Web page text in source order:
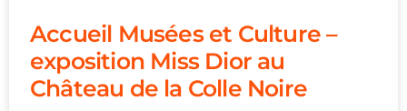
Accueil Musées et Culture –
exposition Miss Dior au
Château de la Colle Noire